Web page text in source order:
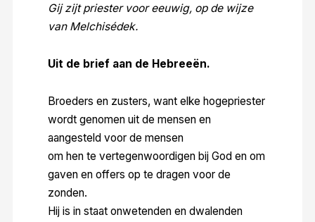
Gij zijt priester voor eeuwig, op de wijze
van Melchisédek.
Uit de brief aan de Hebreeën.
Broeders en zusters, want elke hogepriester
wordt genomen uit de mensen en
aangesteld voor de mensen
om hen te vertegenwoordigen bij God en om
gaven en offers op te dragen voor de
zonden.
Hij is in staat onwetenden en dwalenden